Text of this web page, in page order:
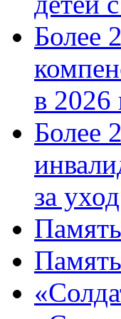
Более
в 2026
Более
за уход